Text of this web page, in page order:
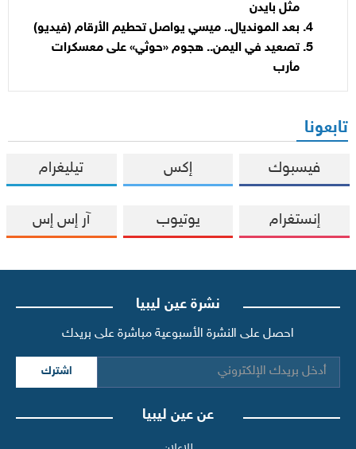
مثل بايدن
بعد المونديال.. ميسي يواصل تحطيم الأرقام (فيديو)
تصعيد في اليمن.. هجوم «حوثي» على معسكرات
مأرب
تابعونا
فيسبوك إكس تيليغرام
إنستغرام يوتيوب آر إس إس
نشرة عين ليبيا
احصل على النشرة الأسبوعية مباشرة على بريدك
اشترك
عن عين ليبيا